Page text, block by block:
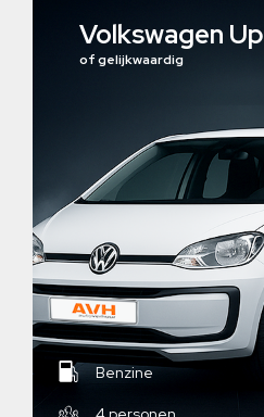
Volkswagen Up
of gelijkwaardig
Benzine